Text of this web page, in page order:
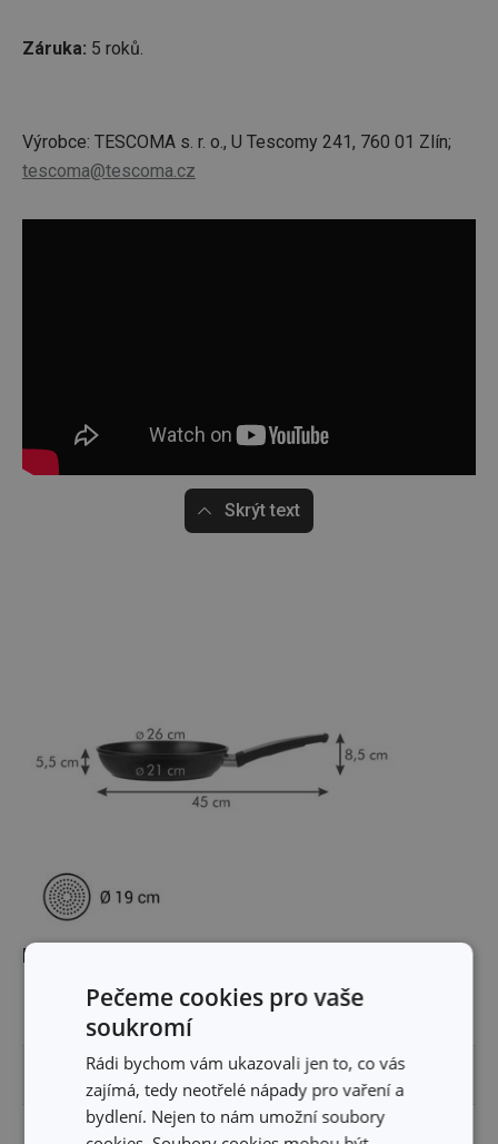
Záruka: 5 roků.
Výrobce: TESCOMA s. r. o., U Tescomy 241, 760 01 Zlín;
tescoma@tescoma.cz
Skrýt text
Rozměry
DÉLKA PRODUKTU (CM)
PRŮMĚR (CM)
PRŮMĚR INDUKČNÍHO DNA (CM)
Pečeme cookies pro vaše
soukromí
Rádi bychom vám ukazovali jen to, co vás
zajímá, tedy neotřelé nápady pro vaření a
bydlení. Nejen to nám umožní soubory